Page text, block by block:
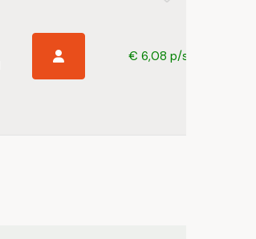
€ 6,08 p/s